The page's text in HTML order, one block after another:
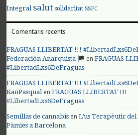
Integral salut solidaritat SSPC
Comentaris recents
FRAGUAS LLIBERTAT !!!
Federación Anarquista
enFRAGUAS
#LibertadLxs6DeFraguas
FRAGUAS LLIBERTAT !!!
KanPasqualenFRAGUAS LLIBERTAT !!!
#LibertadLxs6DeFraguas
Semillas de cannabis enL’us Terapèutic
Pàmies a Barcelona